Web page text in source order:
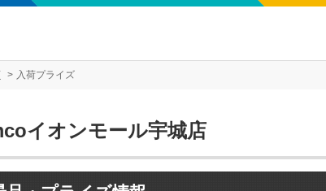
入荷プライズ
イオンモール宇城店